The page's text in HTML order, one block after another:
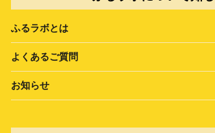
ふるラボとは
よくあるご質問
お知らせ